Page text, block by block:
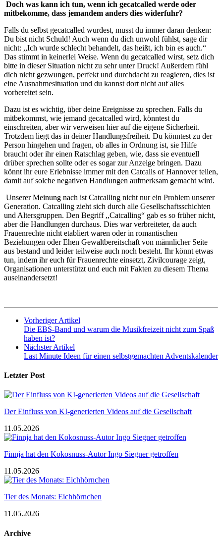
Doch was kann ich tun, wenn ich gecatcalled werde oder
mitbekomme, dass jemandem anders dies widerfuhr?
Falls du selbst gecatcalled wurdest, musst du immer daran denken:
Du bist nicht Schuld! Auch wenn du dich unwohl fühlst, sage dir
nicht: ,,Ich wurde schlecht behandelt, das heißt, ich bin es auch.“
Das stimmt in keinerlei Weise. Wenn du gecatcalled wirst, setz dich
bitte in dieser Situation nicht zu sehr unter Druck! Außerdem fühl
dich nicht gezwungen, perfekt und durchdacht zu reagieren, dies ist
eine Ausnahmesituation und du kannst dort nicht auf alles
vorbereitet sein.
Dazu ist es wichtig, über deine Ereignisse zu sprechen. Falls du
mitbekommst, wie jemand gecatcalled wird, könntest du
einschreiten, aber wir verweisen hier auf die eigene Sicherheit.
Trotzdem liegt das in deiner Handlungsfreiheit. Du könntest zu der
Person hingehen und fragen, ob alles in Ordnung ist, sie Hilfe
braucht oder ihr einen Ratschlag geben, wie, dass sie eventuell
drüber sprechen sollte oder es sogar zur Anzeige bringen. Dazu
könnt ihr eure Erlebnisse immer mit den Catcalls of Hannover teilen,
damit auf solche negativen Handlungen aufmerksam gemacht wird.
Unserer Meinung nach ist Catcalling nicht nur ein Problem unserer
Generation. Catcalling zieht sich durch alle Gesellschaftsschichten
und Altersgruppen. Den Begriff ,,Catcalling“ gab es so früher nicht,
aber die Handlungen durchaus. Dies war verbreiteter, da auch
Frauenrechte nicht etabliert waren oder in romantischen
Beziehungen oder Ehen Gewaltbereitschaft von männlicher Seite
aus bestand und leider teilweise auch noch besteht. Ihr könnt etwas
tun, indem ihr euch für Frauenrechte einsetzt, Zivilcourage zeigt,
Organisationen unterstützt und euch mit Fakten zu diesem Thema
auseinandersetzt!
Vorheriger Artikel
Die EBS-Band und warum die Musikfreizeit nicht zum Spaß
haben ist?
Nächster Artikel
Last Minute Ideen für einen selbstgemachten Adventskalender
Letzter Post
Der Einfluss von KI-generierten Videos auf die Gesellschaft
11.05.2026
Finnja hat den Kokosnuss-Autor Ingo Siegner getroffen
11.05.2026
Tier des Monats: Eichhörnchen
11.05.2026
Archive